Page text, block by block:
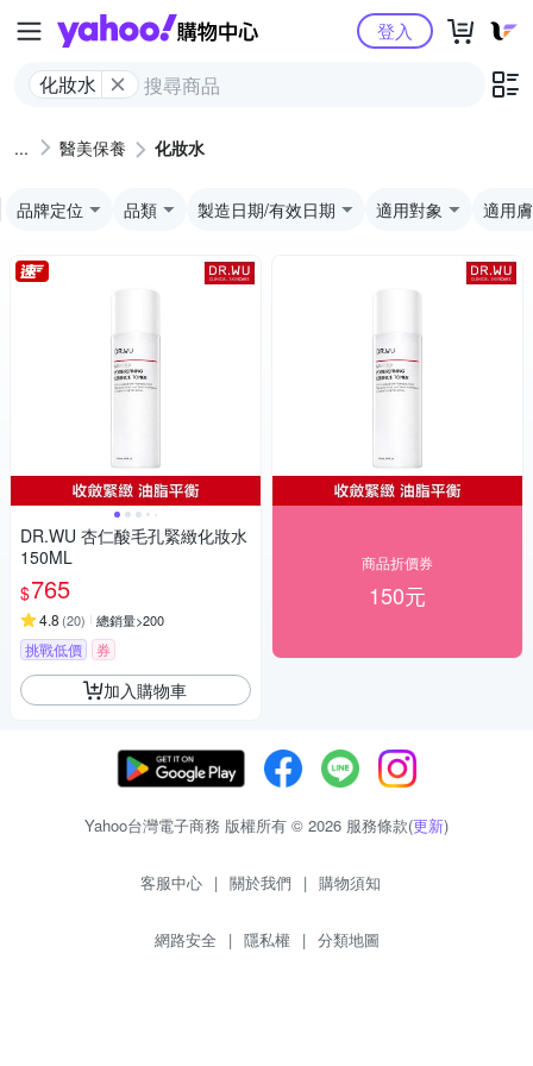
Yahoo購物中心
化妝水
登入
醫美保養 化妝水
品牌定位 品類 製造日期/有效日期 適用對象 適用
DR.WU 杏仁酸毛孔緊緻化妝水
150ML
$765
4.8 (20) 總銷量>200
挑戰低價 券
加入購物車
商品折價券
150元
Yahoo台灣電子商務 版權所有 © 2026 服務條款(更新)
客服中心 | 關於我們 | 購物須知
網路安全 | 隱私權 | 分類地圖